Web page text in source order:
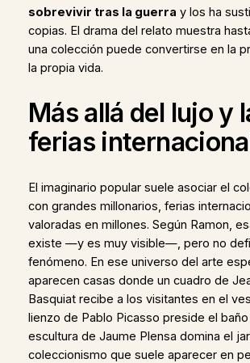
sobrevivir tras la guerra y los ha
copias. El drama del relato muestra
una colección puede convertirse en la
la propia vida.
Más allá del lujo y
ferias
El imaginario popular suele asociar el
con grandes millonarios, ferias
valoradas en millones. Según Ramon,
existe —y es muy visible—, pero no
fenómeno. En ese universo del arte
aparecen casas donde un cuadro de
Basquiat recibe a los visitantes en el
lienzo de Pablo Picasso preside el baño
escultura de Jaume Plensa domina el
coleccionismo que suele aparecer en